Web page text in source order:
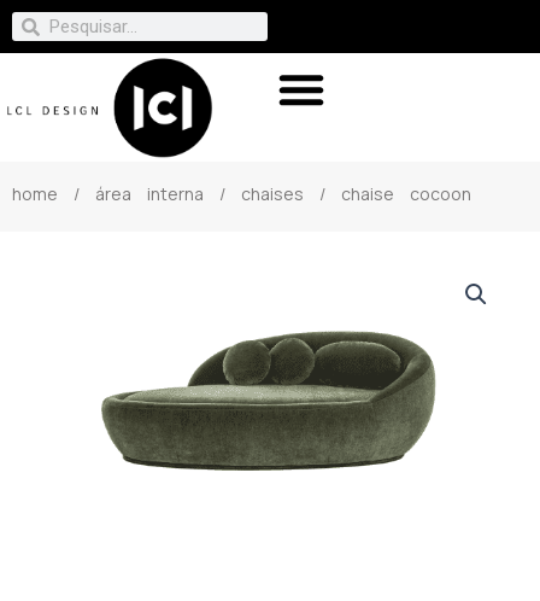
home / área interna / chaises / chaise cocoon